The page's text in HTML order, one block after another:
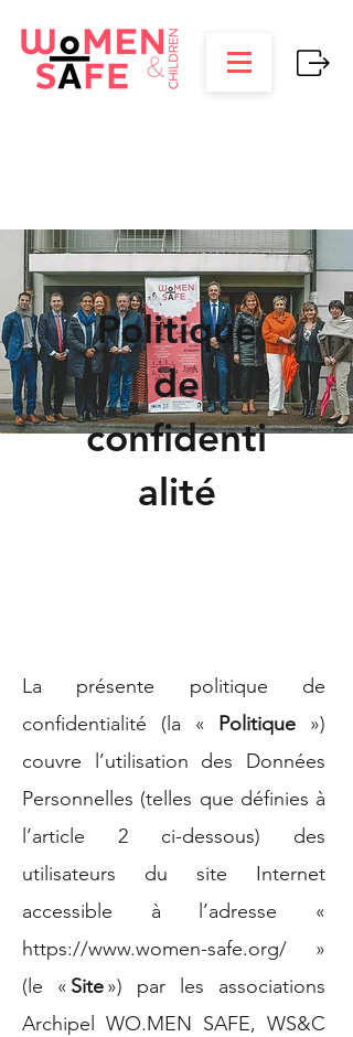
Politique
de
confidenti
alité
La présente politique de
confidentialité (la « Politique »)
couvre l’utilisation des Données
Personnelles (telles que définies à
l’article 2 ci-dessous) des
utilisateurs du site Internet
accessible à l’adresse «
https://www.women-safe.org/ »
(le « Site») par les associations
Archipel WO.MEN SAFE, WS&C